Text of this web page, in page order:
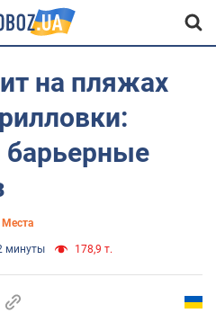
на пляжах
барьерные
Места
минуты 178,9 т.